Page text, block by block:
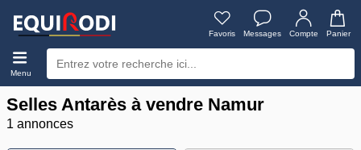
Favoris Messages Compte Panier
Menu
Selles Antarès à vendre Namur
1 annonces